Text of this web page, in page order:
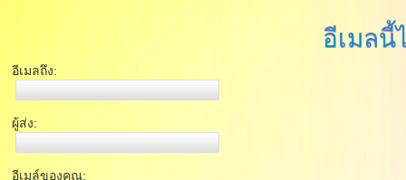
อีเมลนี้
อีเมลถึง:
ผู้ส่ง:
อีเมล์ของคุณ: